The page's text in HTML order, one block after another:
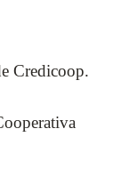
Credicoop.